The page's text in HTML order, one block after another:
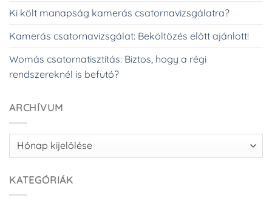
Ki költ manapság kamerás csatornavizsgálatra?
Kamerás csatornavizsgálat: Beköltözés előtt ajánlott!
Womás csatornatisztítás: Biztos, hogy a régi
rendszereknél is befutó?
ARCHÍVUM
Archívum
KATEGÓRIÁK